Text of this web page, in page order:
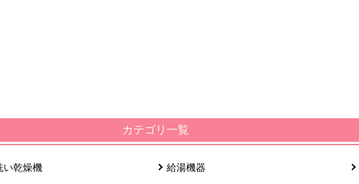
カテゴリ一覧
い乾燥機 給湯機器